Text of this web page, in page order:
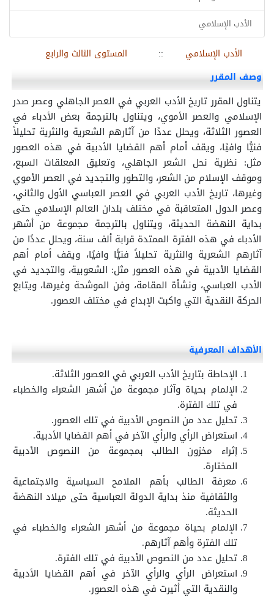
الأدب الإسلامي
الأدب الإسلامي ::
المستوى الثالث والرابع
وصف المقرر
يتناول المقرر تاريخ الأدب العربي في العصر الجاهلي وعصر صدر
الإسلامي والعصر الأموي، ويتناول بالترجمة بعض الأدباء في
العصور الثلاثة، ويحلل عددًا من آثارهم الشعرية والنثرية تحليلاً
فنيًّا وافيًا، ويقف أمام أهم القضايا الأدبية في هذه العصور
مثل: نظرية نحل الشعر الجاهلي، وتعليق المعلقات السبع،
وموقف الإسلام من الشعر، والتطور والتجديد في العصر الأموي
وغيرها، تاريخ الأدب العربي في العصر العباسي الأول والثاني،
وعصر الدول المتعاقبة في مختلف بلدان العالم الإسلامي حتى
بداية النهضة الحديثة، ويتناول بالترجمة مجموعة من أشهر
الأدباء في هذه الفترة الممتدة قرابة ألف سنة، ويحلل عددًا من
آثارهم الشعرية والنثرية تحليلاً فنيًّا وافيًا، ويقف أمام أهم
القضايا الأدبية في هذه العصور مثل: الشعوبية، والتجديد في
الأدب العباسي، ونشأة المقامة، وفن الموشحة وغيرها، ويتابع
الحركة النقدية التي واكبت الإبداع في مختلف العصور.
الأهداف المعرفية
الإحاطة بتاريخ الأدب العربي في العصور الثلاثة.
الإلمام بحياة وآثار مجموعة من أشهر الشعراء والخطباء
في تلك الفترة.
تحليل عدد من النصوص الأدبية في تلك العصور.
استعراض الرأي والرأي الآخر في أهم القضايا الأدبية.
إثراء مخزون الطالب بمجموعة من النصوص الأدبية
المختارة.
معرفة الطالب بأهم الملامح السياسية والاجتماعية
والثقافية منذ بداية الدولة العباسية حتى ميلاد النهضة
الحديثة.
الإلمام بحياة مجموعة من أشهر الشعراء والخطباء في
تلك الفترة وأهم آثارهم.
تحليل عدد من النصوص الأدبية في تلك الفترة.
استعراض الرأي والرأي الآخر في أهم القضايا الأدبية
والنقدية التي أثيرت في هذه العصور.